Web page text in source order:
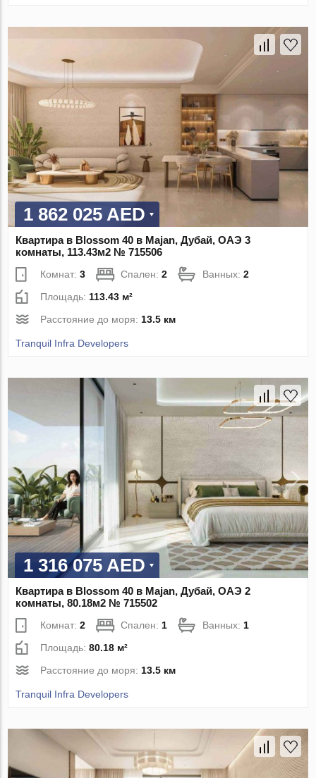
1 862 025 AED
Квартира в Blossom 40 в Majan, Дубай, ОАЭ 3
комнаты, 113.43м2 № 715506
Комнат:3 Спален:2 Ванных:2
Площадь: 113.43 м²
Расстояние до моря: 13.5 км
Tranquil Infra Developers
1 316 075 AED
Квартира в Blossom 40 в Majan, Дубай, ОАЭ 2
комнаты, 80.18м2 № 715502
Комнат:2 Спален: 1 Ванных: 1
Площадь:80.18 м²
Расстояние до моря: 13.5 км
Tranquil Infra Developers